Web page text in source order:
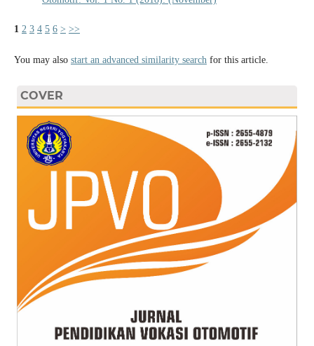
1 2 3 4 5 6 > >>
You may also start an advanced similarity searchfor this article.
COVER